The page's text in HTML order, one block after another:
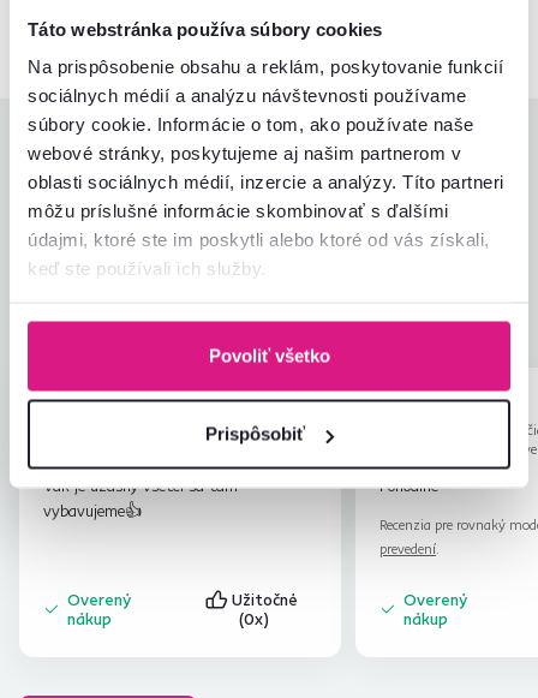
Táto webstránka používa súbory cookies
Na prispôsobenie obsahu a reklám, poskytovanie funkcií
sociálnych médií a analýzu návštevnosti používame
súbory cookie. Informácie o tom, ako používate naše
webové stránky, poskytujeme aj našim partnerom v
oblasti sociálnych médií, inzercie a analýzy. Títo partneri
môžu príslušné informácie skombinovať s ďalšími
údajmi, ktoré ste im poskytli alebo ktoré od vás získali,
keď ste používali ich služby.
Povoliť všetko
Prispôsobiť
Hodnotenia produktu
4,1
23recenzií
Jednoduchosť montáže
4,0
Kvalita výrobku
4,0
Zodpovedá očakávaniam
Pomer hodnoty a ceny
4,2
Katarína Z.
14.8.2024, Budmerice,
5hviezdičiek
Vak je úžasný všetci sa tam
vybavujeme👍
Overený
nákup
Užitočné
(0x)
Zuzana V.
12.2.2026,
Zalužany,
Pohodlné
Recenzia pre rovnaký
prevedení
Overený
nákup